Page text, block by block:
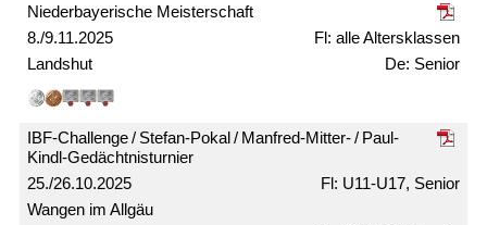
8./9.11.2025
Nieder­bayerische Meister­schaft
Landshut
alle Alters­klassen
Senior
25./26.10.2025
IBF-Challenge / Stefan-Pokal / Manfred-Mitter- / Paul-
Kindl-Gedächtnis­turnier
Wangen im Allgäu
U11-U17, Senior